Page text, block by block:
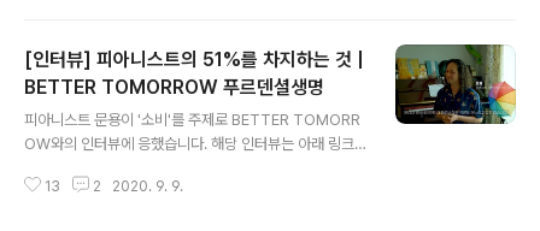
e: Lead vocal : Fred 신창엽 Guitar : hellking 김종호
Bass&vocal : Mike 안철민 Drums : neO 박중현 Syn
thesizer : moonyong 문용 Audio Mix & Video Edit
by moonyong Costumes & Management : TAra
[인터뷰] 피아니스트의 51%를 차지하는 것 |
BETTER TOMORROW 푸르덴셜생명
피아니스트 문용이 '소비'를 주제로 BETTER TOMORR
OW와의 인터뷰에 응했습니다. 해당 인터뷰는 아래 링크
웹페이지: https://better-tomorrow.co.kr/intervie
13 2 2020. 9. 9.